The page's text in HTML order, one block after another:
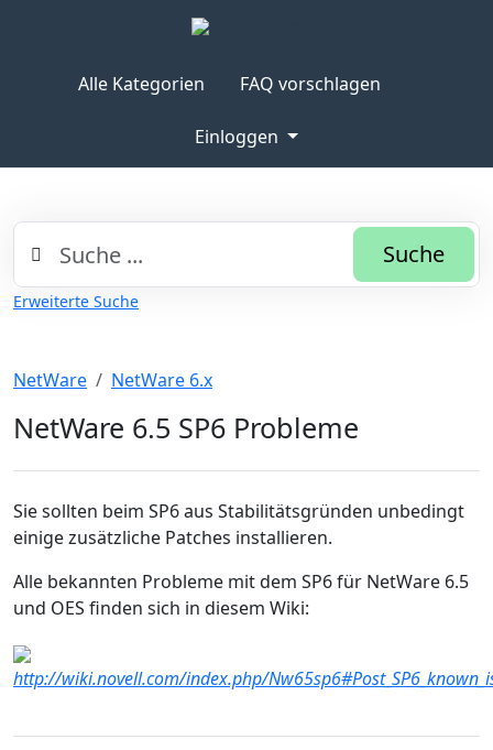
Alle Kategorien FAQ vorschlagen
Einloggen
Suche
Erweiterte Suche
NetWare NetWare 6.x
NetWare 6.5 SP6 Probleme
Sie sollten beim SP6 aus Stabilitätsgründen unbedingt
einige zusätzliche Patches installieren.
Alle bekannten Probleme mit dem SP6 für NetWare 6.5
und OES finden sich in diesem Wiki:
http://wiki.novell.com/index.php/